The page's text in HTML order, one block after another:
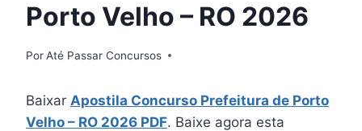
Porto Velho – RO 2026
PorAté Passar Concursos
Baixar Apostila Concurso Prefeitura de Porto
Velho – RO 2026 PDF. Baixe agora esta